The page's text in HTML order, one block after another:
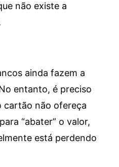
não existe a
ainda fazem a
entanto, é preciso
cartão não ofereça
“abater” o valor,
está perdendo